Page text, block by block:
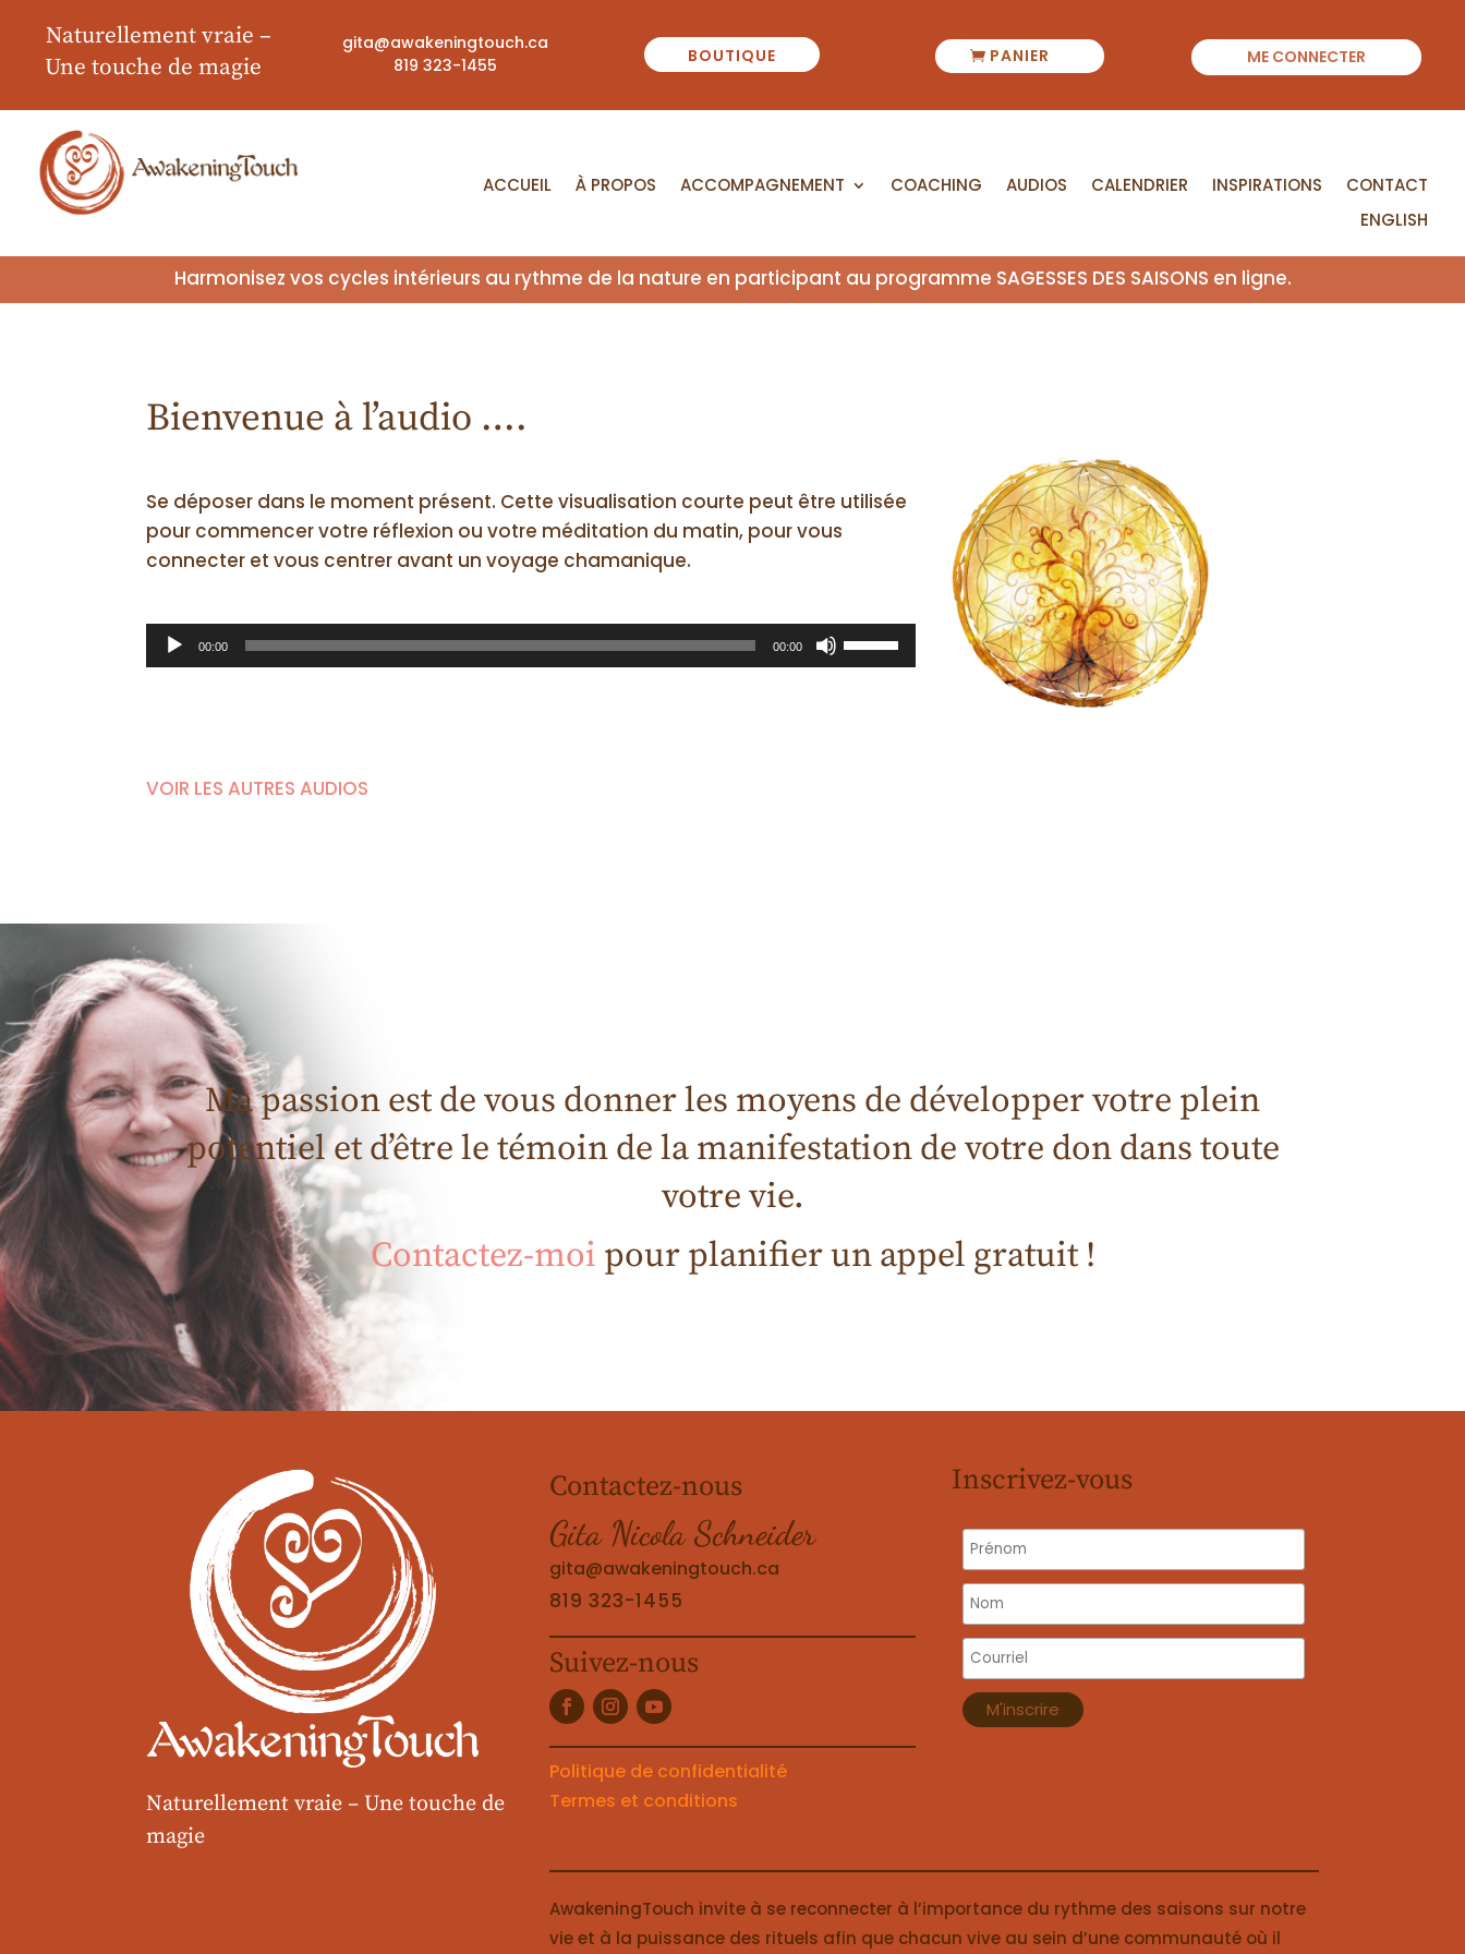
Naturellement vraie –
Une touche de magie
gita@awakeningtouch.ca
819 323-1455
BOUTIQUE PANIER ME CONNECTER
ACCUEIL À PROPOS ACCOMPAGNEMENT COACHING AUDIOS CALENDRIER INSPIRATIONS
CONTACT
ENGLISH
Harmonisez vos cycles intérieurs au rythme de la nature en participant au programme SAGESSES DES SAISONS en ligne.
Bienvenue à l’audio ….
Se déposer dans le moment présent. Cette visualisation courte peut être utilisée
pour commencer votre réflexion ou votre méditation du matin, pour vous
connecter et vous centrer avant un voyage chamanique.
Lecteur
audio
00:00 00:00
Utilisez
les
VOIR LES AUTRES AUDIOS
Ma passion est de vous donner les moyens de développer votre plein
potentiel et d’être le témoin de la manifestation de votre don dans toute
votre vie.
Contactez-moi pour planifier un appel gratuit !
Naturellement vraie – Une touche de
magie
Contactez-nous
Gita Nicola Schneider
gita@awakeningtouch.ca
819 323-1455
Suivez-nous
Politique de confidentialité
Termes et conditions
Inscrivez-vous
AwakeningTouch invite à se reconnecter à l’importance du rythme des saisons sur notre
vie et à la puissance des rituels afin que chacun vive au sein d’une communauté où il